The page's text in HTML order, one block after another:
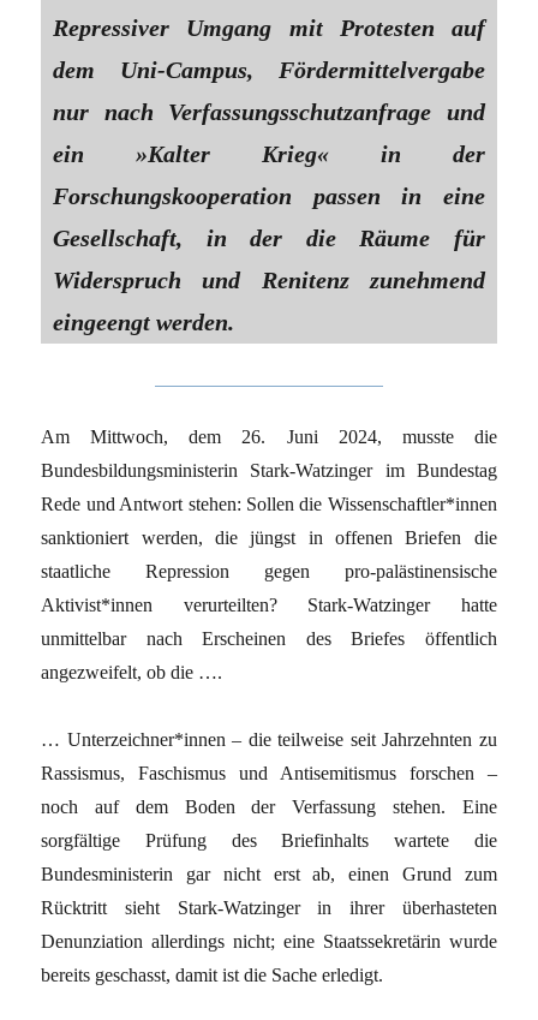
Repressiver Umgang mit Protesten auf
dem Uni-Campus, Fördermittelvergabe
nur nach Verfassungsschutzanfrage und
ein »Kalter Krieg« in der
Forschungskooperation passen in eine
Gesellschaft, in der die Räume für
Widerspruch und Renitenz zunehmend
eingeengt werden.
Am Mittwoch, dem 26. Juni 2024, musste die
Bundesbildungsministerin Stark-Watzinger im Bundestag
Rede und Antwort stehen: Sollen die Wissenschaftler*innen
sanktioniert werden, die jüngst in offenen Briefen die
staatliche Repression gegen pro-palästinensische
Aktivist*innen verurteilten? Stark-Watzinger hatte
unmittelbar nach Erscheinen des Briefes öffentlich
angezweifelt, ob die ….
… Unterzeichner*innen – die teilweise seit Jahrzehnten zu
Rassismus, Faschismus und Antisemitismus forschen –
noch auf dem Boden der Verfassung stehen. Eine
sorgfältige Prüfung des Briefinhalts wartete die
Bundesministerin gar nicht erst ab, einen Grund zum
Rücktritt sieht Stark-Watzinger in ihrer überhasteten
Denunziation allerdings nicht; eine Staatssekretärin wurde
bereits geschasst, damit ist die Sache erledigt.